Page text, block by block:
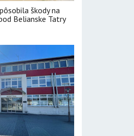
škody na
Belianske Tatry